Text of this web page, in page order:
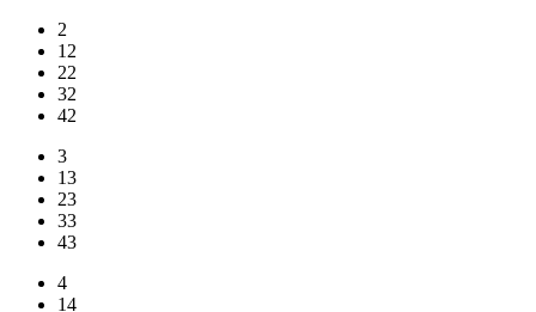
2
12
22
32
42
3
13
23
33
43
4
14